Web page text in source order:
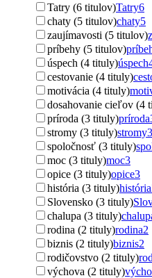
Tatry (6 titulov)Tatry6
chaty (5 titulov)chaty5
zaujímavosti (5 titulov)
príbehy (5 titulov)
úspech (4 tituly)úspech
cestovanie (4 tituly)
motivácia (4 tituly)
dosahovanie cieľov (4
príroda (3 tituly)príroda
stromy (3 tituly)stromy3
spoločnosť (3 tituly)
moc (3 tituly)moc3
opice (3 tituly)opice3
história (3 tituly)história
Slovensko (3 tituly)
chalupa (3 tituly)
rodina (2 tituly)rodina2
biznis (2 tituly)biznis2
rodičovstvo (2 tituly)
výchova (2 tituly)